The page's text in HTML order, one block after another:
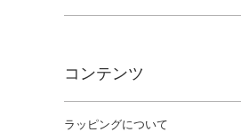
コンテンツ
ラッピングについて